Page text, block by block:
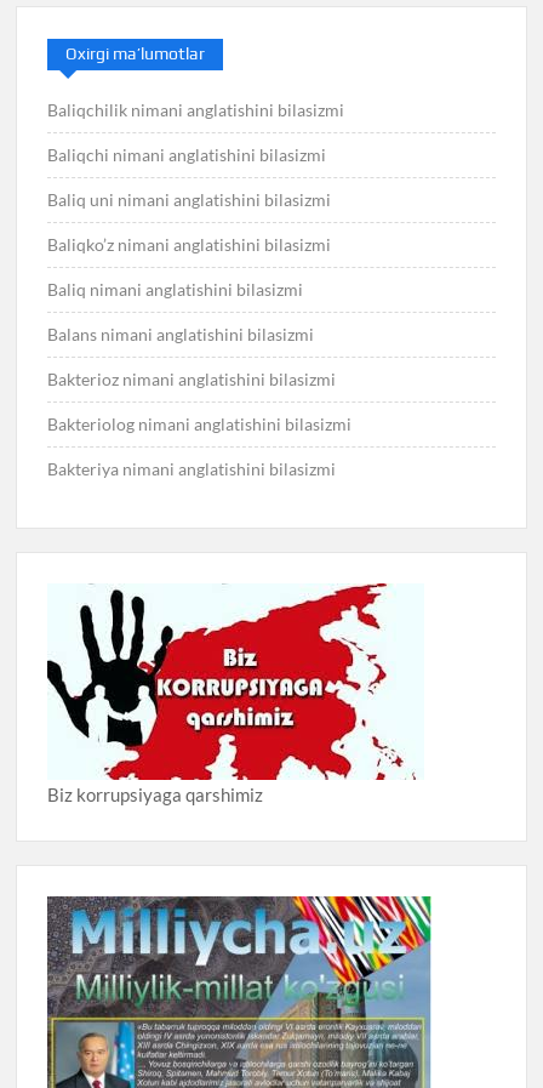
Oxirgi ma’lumotlar
Baliqchilik nimani anglatishini bilasizmi
Baliqchi nimani anglatishini bilasizmi
Baliq uni nimani anglatishini bilasizmi
Baliqko’z nimani anglatishini bilasizmi
Baliq nimani anglatishini bilasizmi
Balans nimani anglatishini bilasizmi
Bakterioz nimani anglatishini bilasizmi
Bakteriolog nimani anglatishini bilasizmi
Bakteriya nimani anglatishini bilasizmi
Biz korrupsiyaga qarshimiz